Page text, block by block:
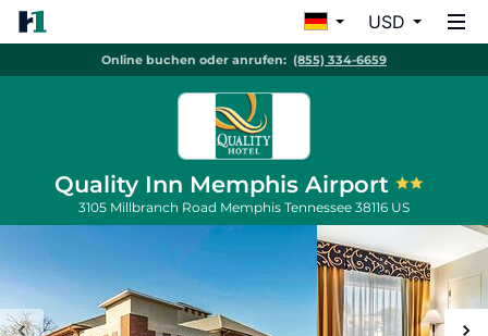
USD
Online buchen oder anrufen: (855) 334-6659
Quality Inn Memphis Airport
3105 Millbranch Road Memphis Tennessee 38116 US